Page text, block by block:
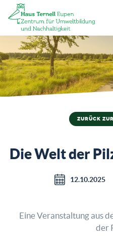
ZURÜCK
Die Welt der
12.10.2025
Eine Veranstaltung aus
der